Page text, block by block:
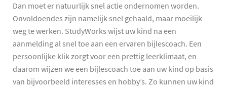
Dan moet er natuurlijk snel actie ondernomen worden.
Onvoldoendes zijn namelijk snel gehaald, maar moeilijk
weg te werken. StudyWorks wijst uw kind na een
aanmelding al snel toe aan een ervaren bijlescoach. Een
persoonlijke klik zorgt voor een prettig leerklimaat, en
daarom wijzen we een bijlescoach toe aan uw kind op basis
van bijvoorbeeld interesses en hobby’s. Zo kunnen uw kind